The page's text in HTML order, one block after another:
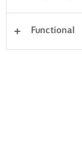
Functional